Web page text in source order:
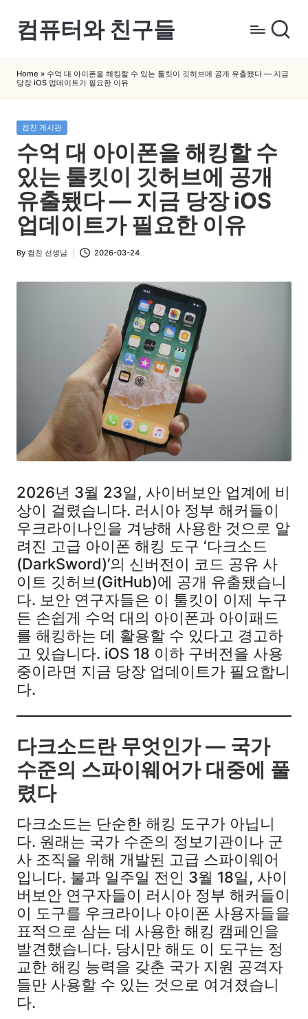
Skip
content
컴퓨터와 친구들
퓨
터
스
마
트
폰
을
쉽
게
배
는
Home » 수억 대 아이폰을 해킹할 수 있는 툴킷이 깃허브에 공개 유출됐다 — 지금
당장 iOS 업데이트가 필요한 이유
Posted
in
컴친 게시판
수억 대 아이폰을 해킹할 수
있는 툴킷이 깃허브에 공개
유출됐다 — 지금 당장 iOS
업데이트가 필요한 이유
Posted
By 컴친 선생님 2026-03-24
2026년 3월 23일, 사이버보안 업계에 비
상이 걸렸습니다. 러시아 정부 해커들이
우크라이나인을 겨냥해 사용한 것으로 알
려진 고급 아이폰 해킹 도구 ‘다크소드
(DarkSword)’의 신버전이 코드 공유 사
이트 깃허브(GitHub)에 공개 유출됐습니
다. 보안 연구자들은 이 툴킷이 이제 누구
든 손쉽게 수억 대의 아이폰과 아이패드
를 해킹하는 데 활용할 수 있다고 경고하
고 있습니다. iOS 18 이하 구버전을 사용
중이라면 지금 당장 업데이트가 필요합니
다.
다크소드란 무엇인가 — 국가
수준의 스파이웨어가 대중에 풀
렸다
다크소드는 단순한 해킹 도구가 아닙니
다. 원래는 국가 수준의 정보기관이나 군
사 조직을 위해 개발된 고급 스파이웨어
입니다. 불과 일주일 전인 3월 18일, 사이
버보안 연구자들이 러시아 정부 해커들이
이 도구를 우크라이나 아이폰 사용자들을
표적으로 삼는 데 사용한 해킹 캠페인을
발견했습니다. 당시만 해도 이 도구는 정
교한 해킹 능력을 갖춘 국가 지원 공격자
들만 사용할 수 있는 것으로 여겨졌습니
다.